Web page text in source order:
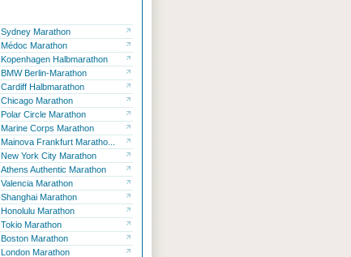
Sydney Marathon
Médoc Marathon
Kopenhagen Halbmarathon
BMW Berlin-Marathon
Cardiff Halbmarathon
Chicago Marathon
Polar Circle Marathon
Marine Corps Marathon
Mainova Frankfurt Maratho...
New York City Marathon
Athens Authentic Marathon
Valencia Marathon
Shanghai Marathon
Honolulu Marathon
Tokio Marathon
Boston Marathon
London Marathon